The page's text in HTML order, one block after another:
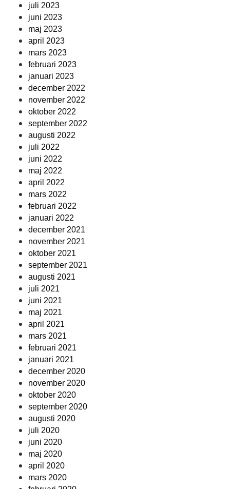
juli 2023
juni 2023
maj 2023
april 2023
mars 2023
februari 2023
januari 2023
december 2022
november 2022
oktober 2022
september 2022
augusti 2022
juli 2022
juni 2022
maj 2022
april 2022
mars 2022
februari 2022
januari 2022
december 2021
november 2021
oktober 2021
september 2021
augusti 2021
juli 2021
juni 2021
maj 2021
april 2021
mars 2021
februari 2021
januari 2021
december 2020
november 2020
oktober 2020
september 2020
augusti 2020
juli 2020
juni 2020
maj 2020
april 2020
mars 2020